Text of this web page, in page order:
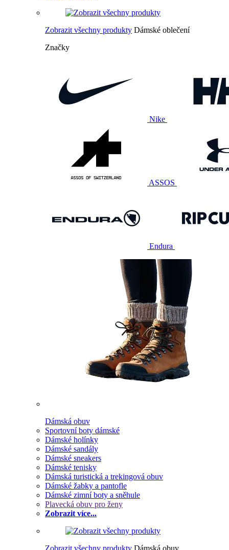
Zobrazit všechny produkty Dámské oblečení
Značky
Nike
ASSOS
Endura
Dámská obuv
Sportovní boty dámské
Dámské holínky
Dámské sandály
Dámské sneakers
Dámské tenisky
Dámská turistická a trekingová obuv
Dámské žabky a pantofle
Dámské zimní boty a sněhule
Plavecká obuv pro ženy
Zobrazit více...
Zobrazit všechny produkty Dámská obuv